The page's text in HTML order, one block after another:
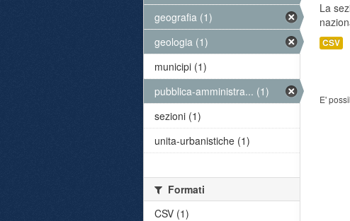
La
CSV
E'
geografia (1)
geologia (1)
municipi (1)
pubblica-amministra... (1)
sezioni (1)
unita-urbanistiche (1)
Formati
CSV (1)